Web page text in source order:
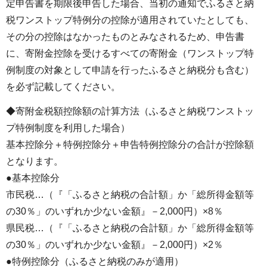
定申告書を期限後申告した場合、当初の通知でふるさと納
税ワンストップ特例分の控除が適用されていたとしても、
その分の控除はなかったものとみなされるため、申告書
に、寄附金控除を受けるすべての寄附金（ワンストップ特
例制度の対象として申請を行ったふるさと納税分も含む）
を必ず記載してください。
◆寄附金税額控除額の計算方法（ふるさと納税ワンストッ
プ特例制度を利用した場合）
基本控除分＋特例控除分＋申告特例控除分の合計が控除額
となります。
●基本控除分
市民税…（『「ふるさと納税の合計額」か「総所得金額等
の30％」のいずれか少ない金額』－2,000円）×8％
県民税…（『「ふるさと納税の合計額」か「総所得金額等
の30％」のいずれか少ない金額』－2,000円）×2％
●特例控除分（ふるさと納税のみが適用）